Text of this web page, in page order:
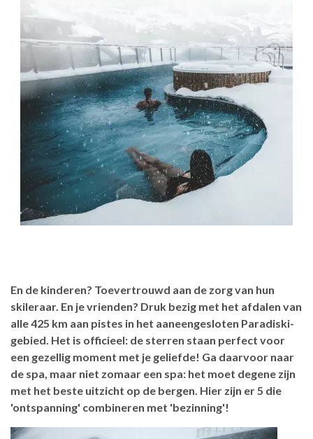
En de kinderen? Toevertrouwd aan de zorg van hun
skileraar. En je vrienden? Druk bezig met het afdalen van
alle 425 km aan pistes in het aaneengesloten Paradiski-
gebied. Het is officieel: de sterren staan perfect voor
een gezellig moment met je geliefde! Ga daarvoor naar
de spa, maar niet zomaar een spa: het moet degene zijn
met het beste uitzicht op de bergen. Hier zijn er 5 die
'ontspanning' combineren met 'bezinning'!